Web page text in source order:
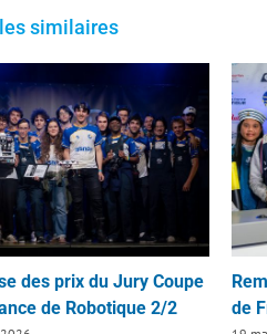
similaires
des prix du Jury Coupe
de Robotique 2/2
de